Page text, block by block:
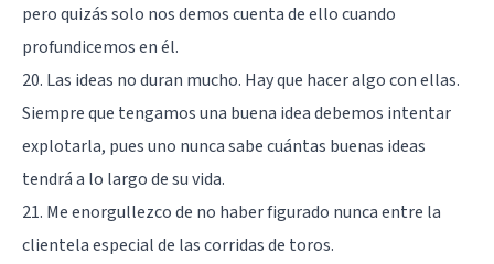
pero quizás solo nos demos cuenta de ello cuando
profundicemos en él.
20. Las ideas no duran mucho. Hay que hacer algo con ellas.
Siempre que tengamos una buena idea debemos intentar
explotarla, pues uno nunca sabe cuántas buenas ideas
tendrá a lo largo de su vida.
21. Me enorgullezco de no haber figurado nunca entre la
clientela especial de las corridas de toros.